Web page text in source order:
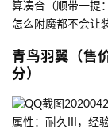
算凑合（顺带一提
怎么附魔都不会让
青鸟羽翼（售
分）
属性：耐久III，经